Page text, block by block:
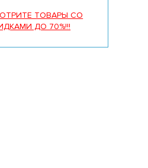
ТОВАРЫ СО
ДО 70%!!!